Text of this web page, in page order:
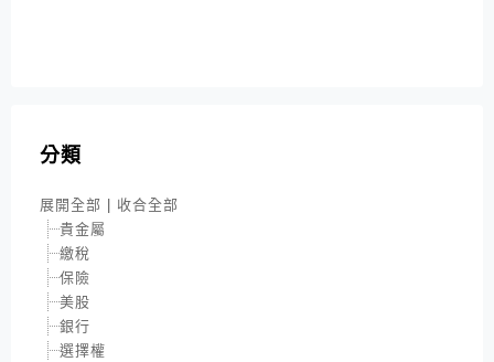
分類
展開全部 | 收合全部
貴金屬
繳稅
保險
美股
銀行
選擇權